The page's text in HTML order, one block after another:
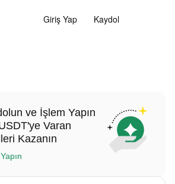
Giriş Yap Kaydol
ve İşlem Yapın
Varan
Kazanın